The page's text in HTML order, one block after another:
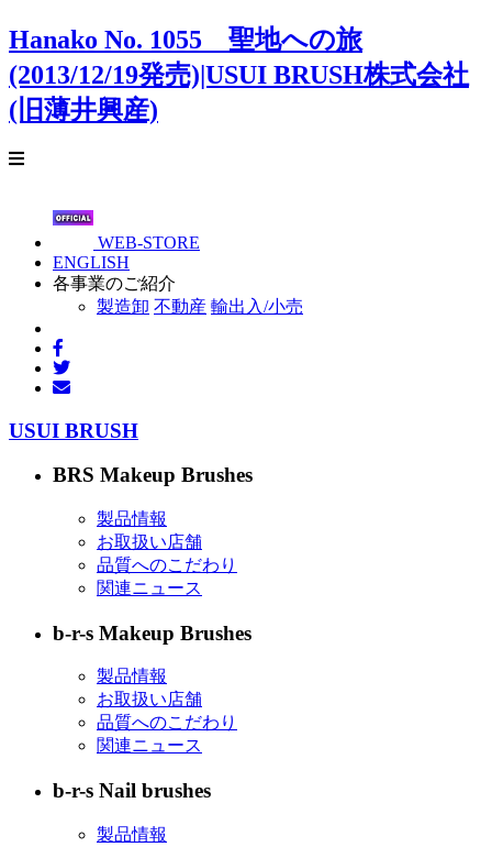
Hanako No. 1055 聖地への旅
(2013/12/19発売)|USUI BRUSH株式会社
(旧薄井興産)
WEB-STORE
ENGLISH
各事業のご紹介
製造卸 不動産 輸出入/小売
USUI BRUSH
BRS Makeup Brushes
製品情報
お取扱い店舗
品質へのこだわり
関連ニュース
b-r-s Makeup Brushes
製品情報
お取扱い店舗
品質へのこだわり
関連ニュース
b-r-s Nail brushes
製品情報